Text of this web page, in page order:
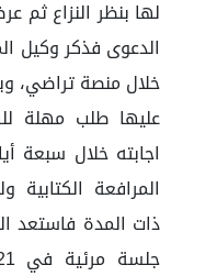
لها بنظر النزاع ثم
الدعوى فذكر وكيل
خلال منصة تراضي،
عليها طلب مهلة
اجابته خلال سبعة
المرافعة
ذات المدة فاستعد